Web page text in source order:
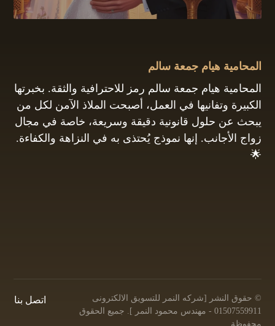
المحامية هيام جمعة سالم
المحامية هيام جمعة سالم رمز للاحترافية والثقة. بخبرتها
الكبيرة وتفانيها في العمل، أصبحت الملاذ الآمن لكل من
يبحث عن حلول قانونية دقيقة وسريعة، خاصة في مجال
زواج الأجانب. إنها نموذج يُحتذى به في النزاهة والكفاءة.
🌟
© حقوق النشر [شركه النمر للتسويق الالكترونى
01507559911 - مهندس محمود النمر ]. جميع الحقوق
محفوظة.
اتصل بنا